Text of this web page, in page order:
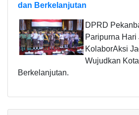
dan Berkelanjutan
DPRD
Paripurna Hari
KolaborAksi
Wujudkan
Berkelanjutan.